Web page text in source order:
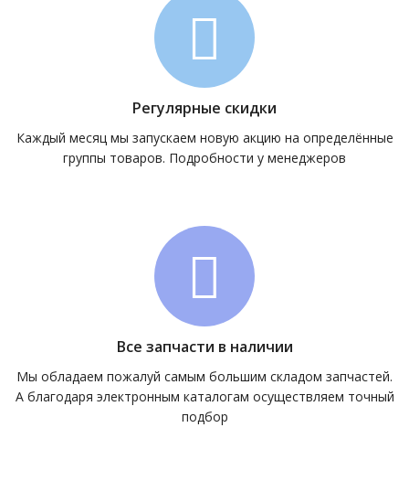
Регулярные скидки
Каждый месяц мы запускаем новую акцию на определённые
группы товаров. Подробности у менеджеров
Все запчасти в наличии
Мы обладаем пожалуй самым большим складом запчастей.
А благодаря электронным каталогам осуществляем точный
подбор